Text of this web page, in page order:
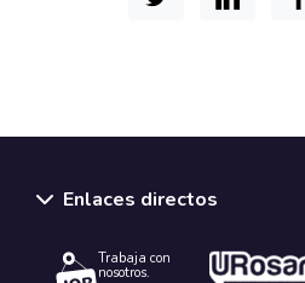
Enlaces directos
Trabaja con
nosotros.